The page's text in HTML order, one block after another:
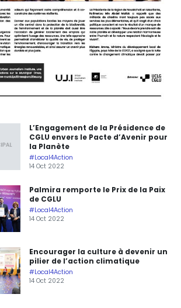
L’Engagement de la Présidence de
CGLU envers le Pacte d’Avenir pour
la Planète
#Local4Action
14 Oct 2022
Palmira remporte le Prix de la Paix
de CGLU
#Local4Action
14 Oct 2022
Encourager la culture à devenir un
pilier de l’action climatique
#Local4Action
14 Oct 2022